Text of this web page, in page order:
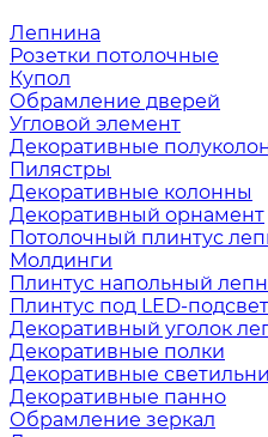
Лепнина
Розетки потолочные
Купол
Обрамление дверей
Угловой элемент
Декоративные
Пилястры
Декоративные колонны
Декоративный орнамент
Потолочный плинтус
Молдинги
Плинтус напольный
Плинтус под LED-
Декоративный уголок
Декоративные полки
Декоративные
Декоративные панно
Обрамление зеркал